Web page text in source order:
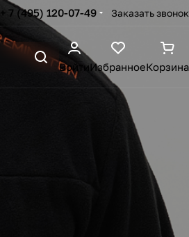
+ 7 (495) 120-07-49 Заказать звонок
ВойтиИзбранноеКорзина